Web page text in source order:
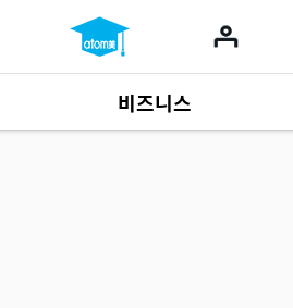
비즈니스
사업 자료164